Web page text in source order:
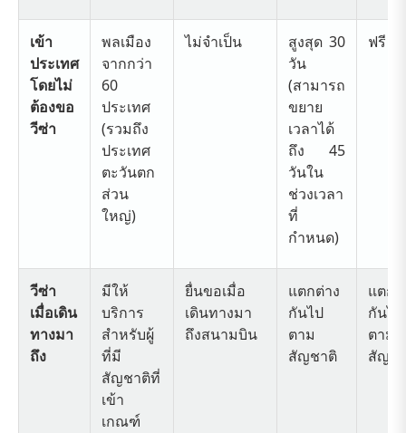
เข้า
ประเทศ
โดยไม่
ต้องขอ
วีซ่า
พลเมือง
จากกว่า
60
ประเทศ
(รวมถึง
ประเทศ
ตะวันตก
ส่วน
ใหญ่)
ไม่จำเป็น
สูงสุด 30
วัน
(สามารถ
ขยาย
เวลาได้
ถึง 45
วันใน
ช่วงเวลา
ที่
กำหนด)
ฟรี
วีซ่า
เมื่อเดิน
ทางมา
ถึง
มีให้
บริการ
สำหรับผู้
ที่มี
สัญชาติที่
เข้า
เกณฑ์
ยื่นขอเมื่อ
เดินทางมา
ถึงสนามบิน
แตกต่าง
กันไป
ตาม
สัญชาติ
แตก
กันไป
ตาม
สัญช